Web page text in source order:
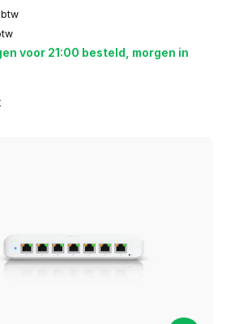
voor 21:00 besteld, morgen in